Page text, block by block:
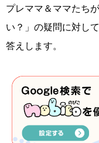
プレママ＆ママたち
い？」の疑問に対し
答えします。